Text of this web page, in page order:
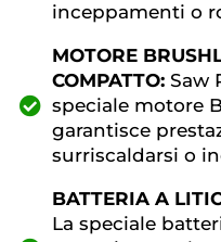
inceppamenti o
MOTORE
COMPATTO: Saw
speciale motore
garantisce
surriscaldarsi o
BATTERIA A
La speciale